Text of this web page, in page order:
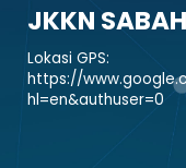
JKKN SABAH
Lokasi GPS:
https://
hl=en&authuser=0